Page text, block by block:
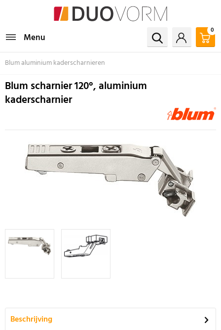
Menu
0
Blum aluminium kaderscharnieren
Blum scharnier 120°, aluminium
kaderscharnier
Beschrijving